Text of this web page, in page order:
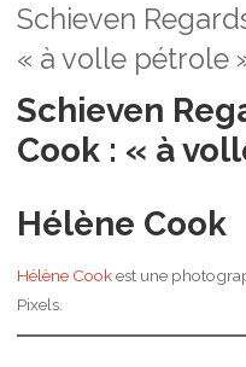
Schieven
« à volle pétrole
Schieven
Cook : « à
Hélène Cook
Hélène Cookest une
Pixels.